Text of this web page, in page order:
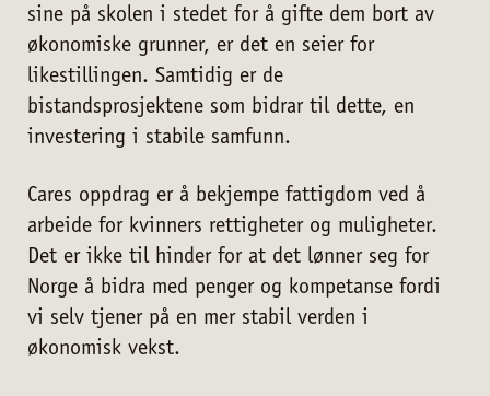
personvernserklæring/cookie policy
sine på skolen i stedet for å gifte dem bort av
økonomiske grunner, er det en seier for
likestillingen. Samtidig er de
bistandsprosjektene som bidrar til dette, en
investering i stabile samfunn.
Cares oppdrag er å bekjempe fattigdom ved å
arbeide for kvinners rettigheter og muligheter.
Det er ikke til hinder for at det lønner seg for
Norge å bidra med penger og kompetanse fordi
vi selv tjener på en mer stabil verden i
økonomisk vekst.